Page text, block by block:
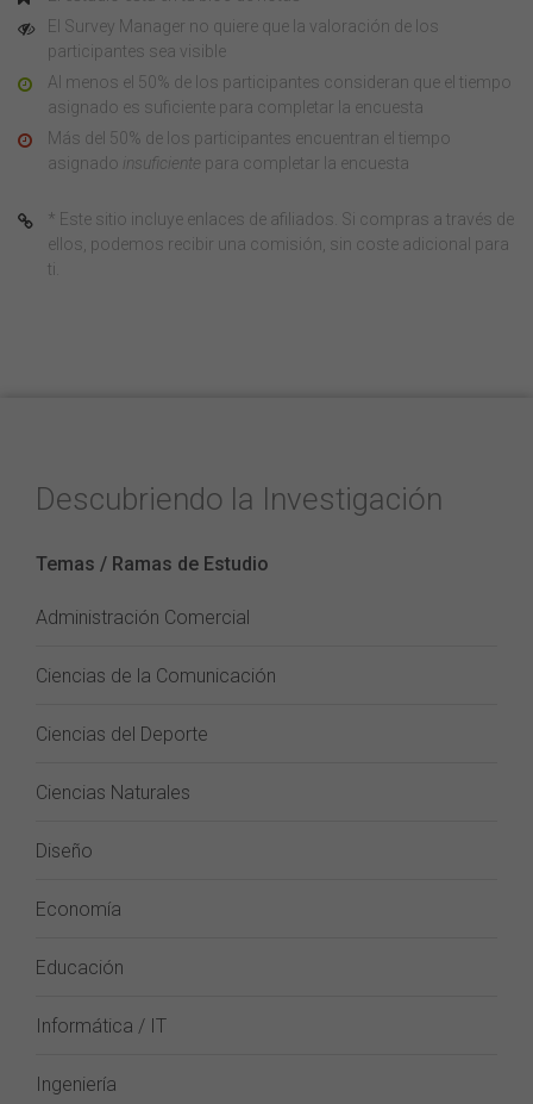
El Survey Manager no quiere que la valoración de los
participantes sea visible
Al menos el 50% de los participantes consideran que el tiempo
asignado es suficiente para completar la encuesta
Más del 50% de los participantes encuentran el tiempo
asignado insuficiente para completar la encuesta
* Este sitio incluye enlaces de afiliados. Si compras a través de
ellos, podemos recibir una comisión, sin coste adicional para
ti.
Descubriendo la Investigación
Temas / Ramas de Estudio
Administración Comercial
Ciencias de la Comunicación
Ciencias del Deporte
Ciencias Naturales
Diseño
Economía
Educación
Informática / IT
Ingeniería